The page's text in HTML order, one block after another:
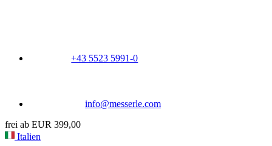
+43 5523 5991-0
info@messerle.com
frei ab EUR 399,00
Italien